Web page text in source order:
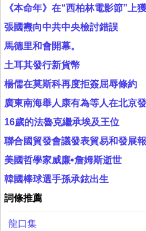
《本命年》在“西柏林電影節”上
張國燾向中共中央檢討錯誤
馬德里和會開幕。
土耳其發行新貨幣
楊儒在莫斯科再度拒簽屈辱條約
廣東南海舉人康有為等人在北京
16歲的法魯克繼承埃及王位
聯合國貿發會議發表貿易和發展
美國哲學家威廉•詹姆斯逝世
韓國棒球選手孫承鉉出生
詞條推薦
龍口集